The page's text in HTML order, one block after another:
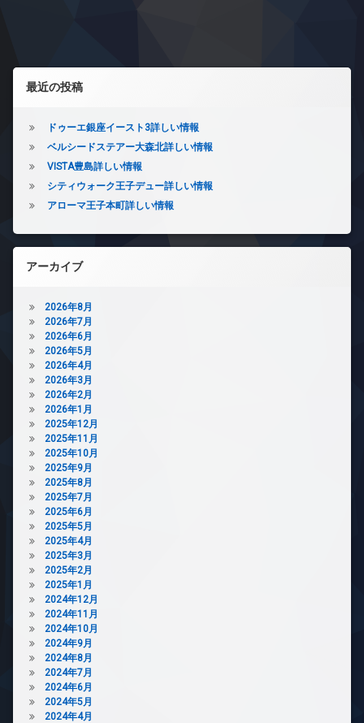
置
き
犯
カ
メ
バ
イ
き
場
ペ
ト
可
ッ
敷
地
内
ゴ
ミ
置
き
場
駐
車
場
駐
輪
場
エ
ー
ー
ト
ッ
ク
デ
ペ
ッ
ト
可
敷
地
内
ゴ
ミ
置
き
場
防
犯
カ
メ
ラ
駐
車
場
駐
輪
場
ー
ョ
ン
左サイドバー
最近の投稿
ドゥーエ銀座イースト3詳しい情報
ベルシードステアー大森北詳しい情報
VISTA豊島詳しい情報
シティウォーク王子デュー詳しい情報
アローマ王子本町詳しい情報
アーカイブ
2026年8月
2026年7月
2026年6月
2026年5月
2026年4月
2026年3月
2026年2月
2026年1月
2025年12月
2025年11月
2025年10月
2025年9月
2025年8月
2025年7月
2025年6月
2025年5月
2025年4月
2025年3月
2025年2月
2025年1月
2024年12月
2024年11月
2024年10月
2024年9月
2024年8月
2024年7月
2024年6月
2024年5月
2024年4月